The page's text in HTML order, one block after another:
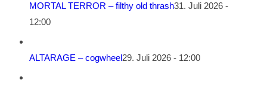
MORTAL TERROR – filthy old thrash31. Juli 2026 -
12:00
ALTARAGE – cogwheel29. Juli 2026 - 12:00